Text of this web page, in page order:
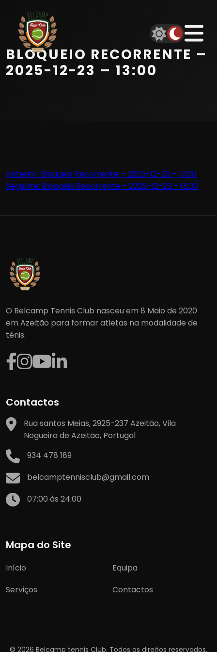
Início
Equipa
Serviços
Beach Tennis
BLOQUEIO RECORRENTE –
2025-12-23 – 13:00
Navegação
de
Anterior: Bloqueio Recorrente – 2025-12-23 – 13:00
Seguinte: Bloqueio Recorrente – 2025-12-23 – 13:00
O Belcamp Tennis Club nasceu em 8 Maio de 2020
em Azeitão para formar atletas na modalidade de
ténis.
Contactos
Rua santos Meias, 2925-237 Azeitão, Vila
Nogueira de Azeitão, Portugal
934 478 189
belcamptennisclub@gmail.com
07:00 às 24:00
Mapa do Site
Início
Equipa
Serviços
Contactos
© 2026 Belcamp tennis Club. Todos os direitos reservados.